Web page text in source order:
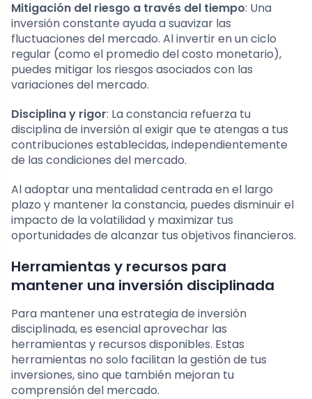
Mitigación del riesgo a través del tiempo: Una
inversión constante ayuda a suavizar las
fluctuaciones del mercado. Al invertir en un ciclo
regular (como el promedio del costo monetario),
puedes mitigar los riesgos asociados con las
variaciones del mercado.
Disciplina y rigor: La constancia refuerza tu
disciplina de inversión al exigir que te atengas a tus
contribuciones establecidas, independientemente
de las condiciones del mercado.
Al adoptar una mentalidad centrada en el largo
plazo y mantener la constancia, puedes disminuir el
impacto de la volatilidad y maximizar tus
oportunidades de alcanzar tus objetivos financieros.
Herramientas y recursos para
mantener una inversión disciplinada
Para mantener una estrategia de inversión
disciplinada, es esencial aprovechar las
herramientas y recursos disponibles. Estas
herramientas no solo facilitan la gestión de tus
inversiones, sino que también mejoran tu
comprensión del mercado.